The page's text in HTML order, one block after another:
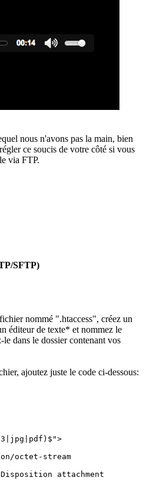
nous n'avons pas la main, bien
ce soucis de votre côté si vous
via FTP.
SFTP)
nommé ".htaccess", créez un
éditeur de texte* et nommez le
dans le dossier contenant vos
ajoutez juste le code ci-dessous:
octet-stream
attachment